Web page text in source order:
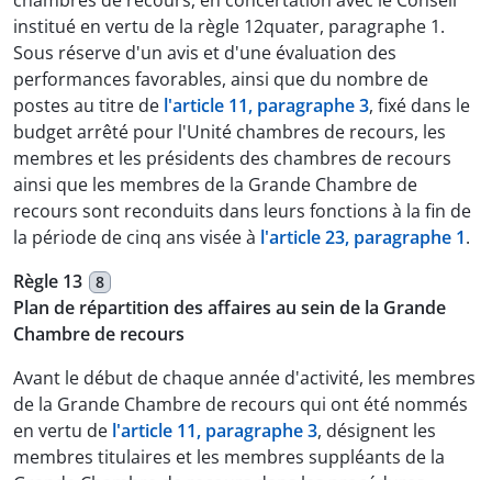
institué en vertu de la règle 12quater, paragraphe 1.
Sous réserve d'un avis et d'une évaluation des
performances favorables, ainsi que du nombre de
postes au titre de l'article 11, paragraphe 3, fixé dans le
budget arrêté pour l'Unité chambres de recours, les
membres et les présidents des chambres de recours
ainsi que les membres de la Grande Chambre de
recours sont reconduits dans leurs fonctions à la fin de
la période de cinq ans visée à l'article 23, paragraphe 1.
Règle 13
8
Plan de répartition des affaires au sein de la Grande
Chambre de recours
Avant le début de chaque année d'activité, les membres
de la Grande Chambre de recours qui ont été nommés
en vertu de l'article 11, paragraphe 3, désignent les
membres titulaires et les membres suppléants de la